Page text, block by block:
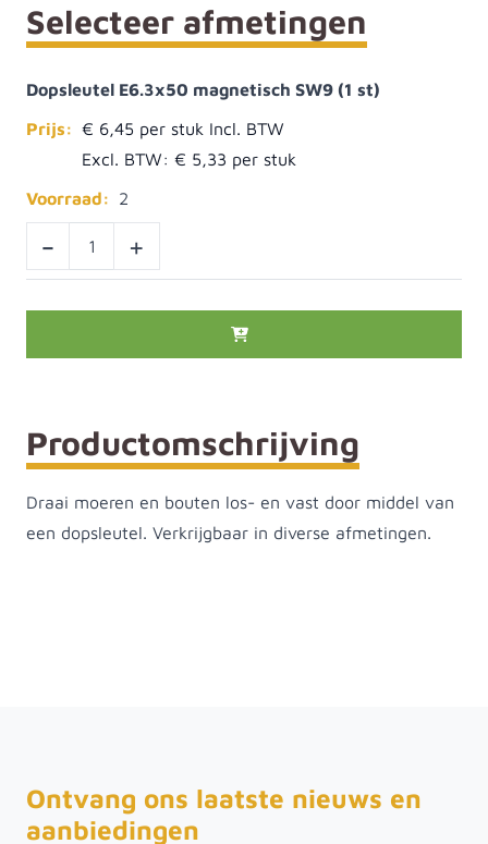
Selecteer afmetingen
Dopsleutel E6.3x50 magnetisch SW9 (1 st)
Prijs: € 6,45
Excl. BTW: € 5,33
Voorraad:
2
- +
Productomschrijving
Draai moeren en bouten los- en vast door middel van
een dopsleutel. Verkrijgbaar in diverse afmetingen.
Ontvang ons laatste nieuws en
aanbiedingen